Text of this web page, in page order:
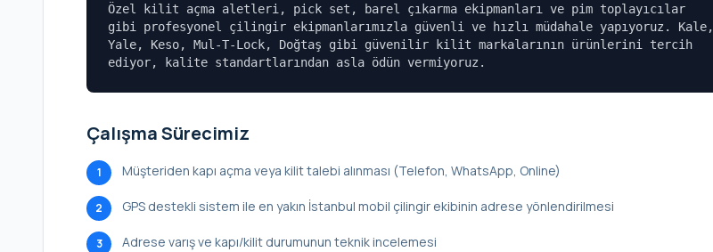
Özel kilit açma aletleri, pick set, barel çıkarma ekipmanları ve pim toplayıcılar
gibi profesyonel çilingir ekipmanlarımızla güvenli ve hızlı müdahale yapıyoruz. Kale,
Yale, Keso, Mul-T-Lock, Doğtaş gibi güvenilir kilit markalarının ürünlerini tercih
ediyor, kalite standartlarından asla ödün vermiyoruz.
Çalışma Sürecimiz
1 Müşteriden kapı açma veya kilit talebi alınması (Telefon, WhatsApp, Online)
2 GPS destekli sistem ile en yakın İstanbul mobil çilingir ekibinin adrese yönlendirilmesi
3 Adrese varış ve kapı/kilit durumunun teknik incelemesi